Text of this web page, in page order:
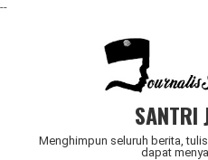
--
SANTRI
Menghimpun seluruh berita,
dapat